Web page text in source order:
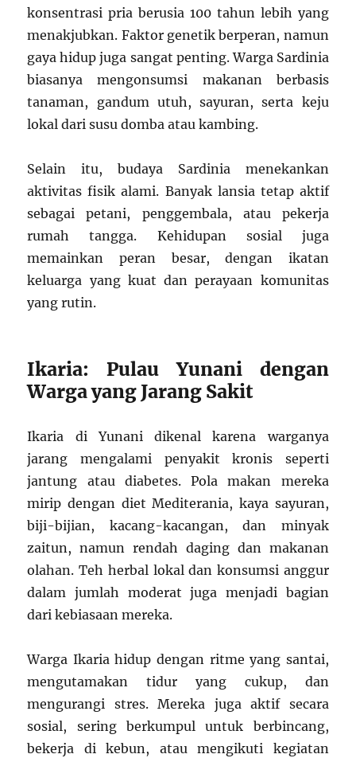
konsentrasi pria berusia 100 tahun lebih yang
menakjubkan. Faktor genetik berperan, namun
gaya hidup juga sangat penting. Warga Sardinia
biasanya mengonsumsi makanan berbasis
tanaman, gandum utuh, sayuran, serta keju
lokal dari susu domba atau kambing.
Selain itu, budaya Sardinia menekankan
aktivitas fisik alami. Banyak lansia tetap aktif
sebagai petani, penggembala, atau pekerja
rumah tangga. Kehidupan sosial juga
memainkan peran besar, dengan ikatan
keluarga yang kuat dan perayaan komunitas
yang rutin.
Ikaria: Pulau Yunani dengan
Warga yang Jarang Sakit
Ikaria di Yunani dikenal karena warganya
jarang mengalami penyakit kronis seperti
jantung atau diabetes. Pola makan mereka
mirip dengan diet Mediterania, kaya sayuran,
biji-bijian, kacang-kacangan, dan minyak
zaitun, namun rendah daging dan makanan
olahan. Teh herbal lokal dan konsumsi anggur
dalam jumlah moderat juga menjadi bagian
dari kebiasaan mereka.
Warga Ikaria hidup dengan ritme yang santai,
mengutamakan tidur yang cukup, dan
mengurangi stres. Mereka juga aktif secara
sosial, sering berkumpul untuk berbincang,
bekerja di kebun, atau mengikuti kegiatan